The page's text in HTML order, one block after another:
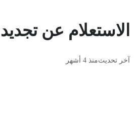
الاستعلام عن
آخر تحديثمنذ 4 أشهر